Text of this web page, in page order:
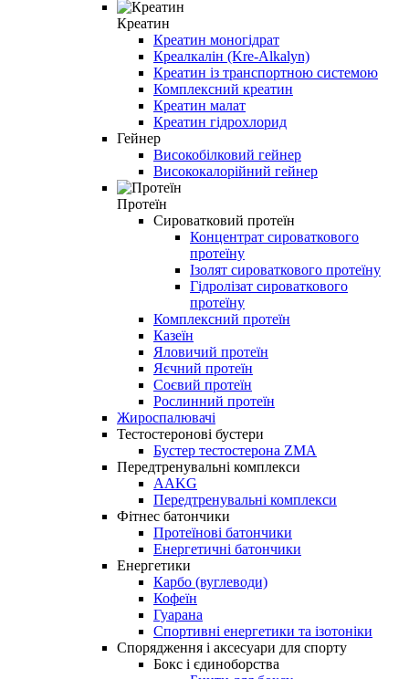
Креатин
Креатин моногідрат
Креалкалін (Kre-Alkalyn)
Креатин із транспортною системою
Комплексний креатин
Креатин малат
Креатин гідрохлорид
Гейнер
Високобілковий гейнер
Висококалорійний гейнер
Протеїн
Сироватковий протеїн
Концентрат сироваткового
протеїну
Ізолят сироваткового протеїну
Гідролізат сироваткового
протеїну
Комплексний протеїн
Казеїн
Яловичий протеїн
Яєчний протеїн
Соєвий протеїн
Рослинний протеїн
Жироспалювачі
Тестостеронові бустери
Бустер тестостерона ZMA
Передтренувальні комплекси
AAKG
Передтренувальні комплекси
Фітнес батончики
Протеїнові батончики
Енергетичні батончики
Енергетики
Карбо (вуглеводи)
Кофеїн
Гуарана
Спортивні енергетики та ізотоніки
Спорядження і аксесуари для спорту
Бокс і єдиноборства